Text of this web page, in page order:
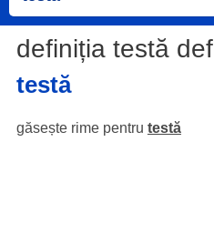
definiția testă
testă
găsește rime pentru testă